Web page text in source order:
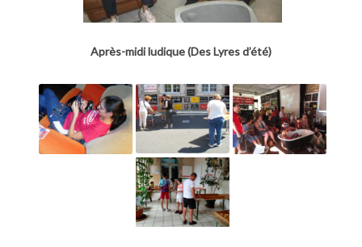
Après-midi ludique (Des Lyres d’été)